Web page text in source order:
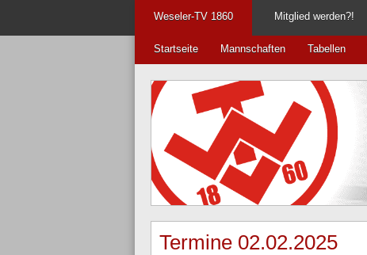
Weseler-TV 1860 Mitglied werden?!
Startseite Mannschaften Tabellen
Termine 02.02.2025